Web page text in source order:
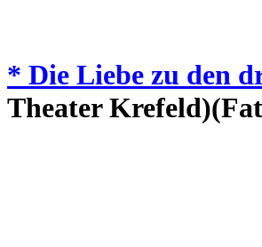
* Die Liebe zu den
Theater